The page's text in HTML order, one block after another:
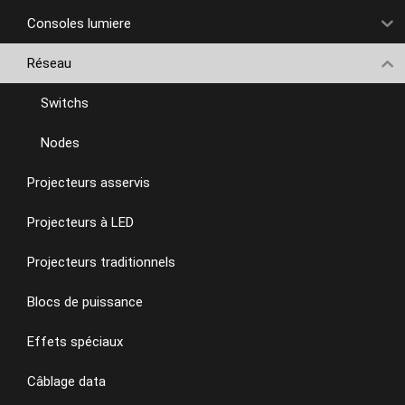
Consoles lumiere
Réseau
Switchs
Nodes
Projecteurs asservis
Projecteurs à LED
Projecteurs traditionnels
Blocs de puissance
Effets spéciaux
Câblage data